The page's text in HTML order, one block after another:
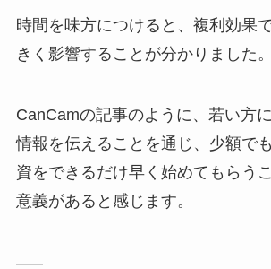
時間を味方につけると、複利効果
きく影響することが分かりました。
CanCamの記事のように、若い方
情報を伝えることを通じ、少額で
資をできるだけ早く始めてもらう
意義があると感じます。